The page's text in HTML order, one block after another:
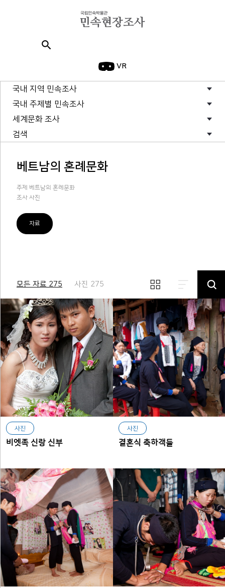
search
VR
국내 지역 민속조사
국내 주제별 민속조사
세계문화 조사
검색
베트남의 혼례문화
주제 베트남의 혼례문화
조사 사진
자료
모든 자료 275 사진 275
사진
비엣족 신랑 신부
사진
결혼식 축하객들